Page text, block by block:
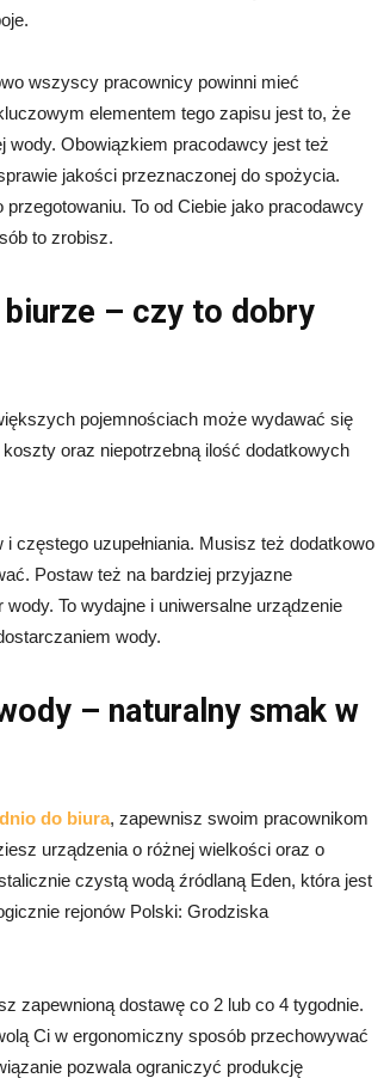
wszyscy pracownicy powinni mieć
elementem tego zapisu jest to, że
wody. Obowiązkiem pracodawcy jest też
jakości przeznaczonej do spożycia.
To od Ciebie jako pracodawcy
to zrobisz.
– czy to dobry
pojemnościach może wydawać się
oraz niepotrzebną ilość dodatkowych
częstego uzupełniania. Musisz też dodatkowo
Postaw też na bardziej przyjazne
To wydajne i uniwersalne urządzenie
wody.
– naturalny smak w
do biura, zapewnisz swoim pracownikom
urządzenia o różnej wielkości oraz o
czystą wodą źródlaną Eden, która jest
rejonów Polski: Grodziska
zapewnioną dostawę co 2 lub co 4 tygodnie.
Ci w ergonomiczny sposób przechowywać
pozwala ograniczyć produkcję